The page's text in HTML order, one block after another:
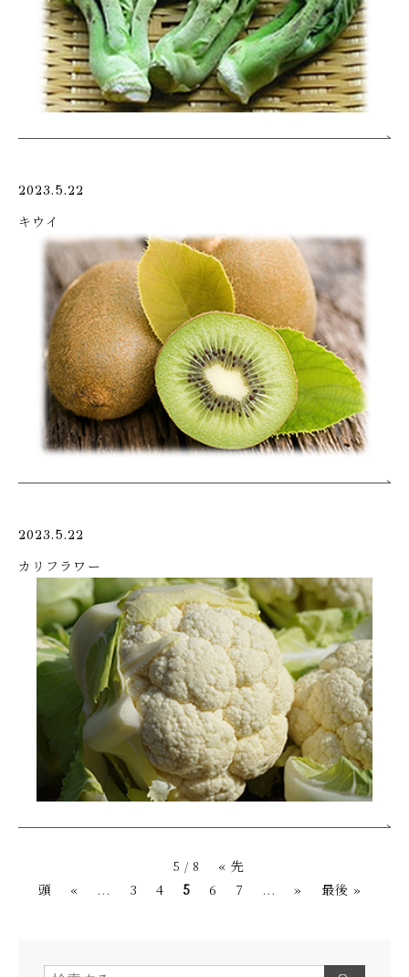
2023.5.22
キウイ
2023.5.22
カリフラワー
5 / 8
« 先
頭
« ... 3 4 5 6 7 ... » 最後 »